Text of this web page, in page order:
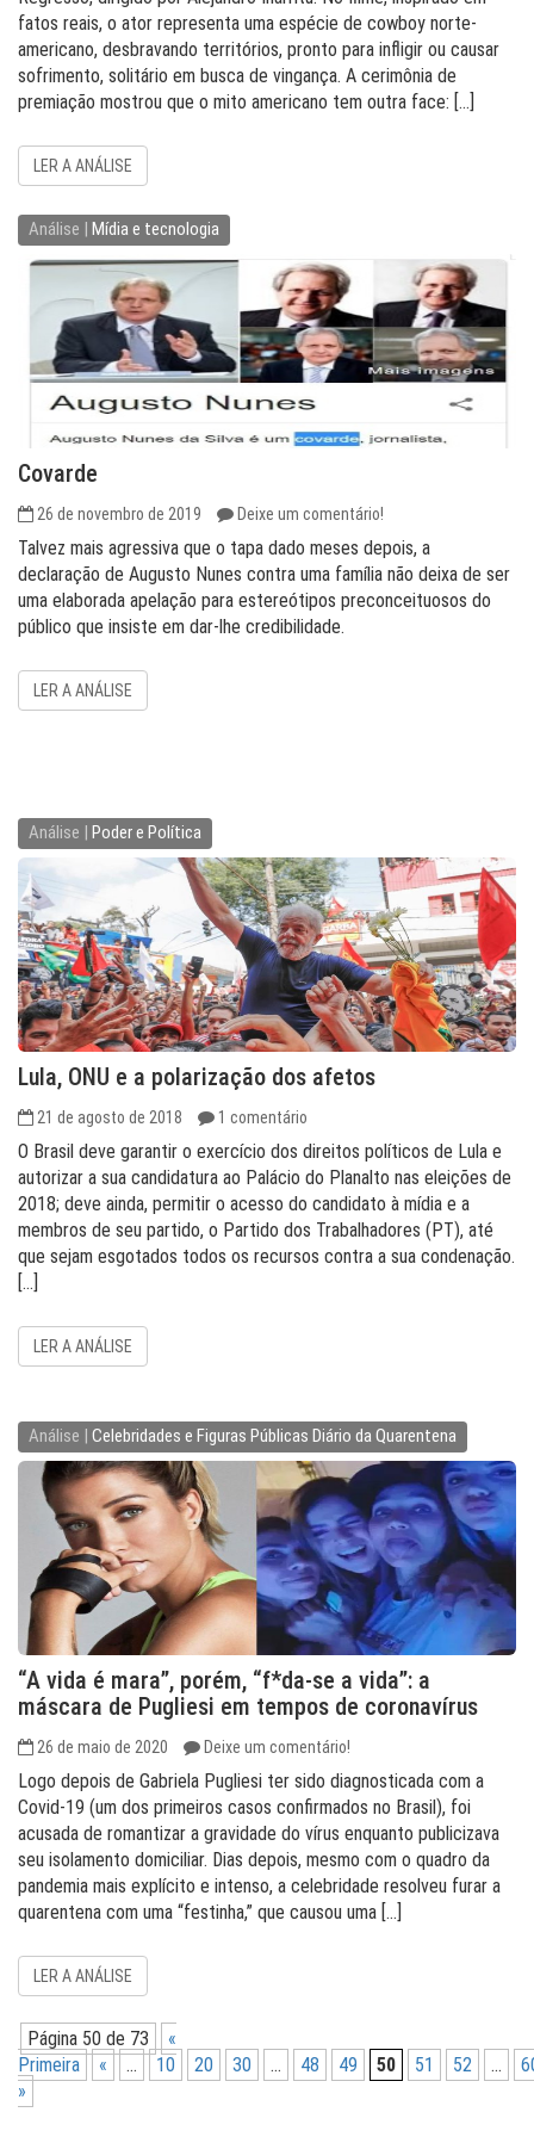
fatos reais, o ator representa uma espécie de cowboy norte-
americano, desbravando territórios, pronto para infligir ou causar
sofrimento, solitário em busca de vingança. A cerimônia de
premiação mostrou que o mito americano tem outra face: […]
LER A ANÁLISE
Análise | Mídia e tecnologia
Covarde
26 de novembro de 2019 Deixe um comentário!
T a l v e z m a i s a g r e s s i v a q u e o t a p a d a d o m e s e s d e p o i s , a
d e c l a r a ç ã o d e A u g u s t o N u n e s c o n t r a u m a f a m í l i a n ã o d e i x a d e s e r
u m a e l a b o r a d a a p e l a ç ã o p a r a e s t e r e ó t i p o s p r e c o n c e i t u o s o s d o
p ú b l i c o q u e i n s i s t e e m d a r - l h e c r e d i b i l id a d e .
LER A ANÁLISE
Análise | Poder e Política
Lula, ONU e a polarização dos afetos
21 de agosto de 2018 1 comentário
O Brasil deve garantir o exercício dos direitos políticos de Lula e
autorizar a sua candidatura ao Palácio do Planalto nas eleições de
2018; deve ainda, permitir o acesso do candidato à mídia e a
membros de seu partido, o Partido dos Trabalhadores (PT), até
que sejam esgotados todos os recursos contra a sua condenação.
[…]
LER A ANÁLISE
Análise | Celebridades e Figuras Públicas Diário da Quarentena
“A vida é mara”, porém, “f*da-se a vida”: a
máscara de Pugliesi em tempos de coronavírus
26 de maio de 2020 Deixe um comentário!
Logo depois de Gabriela Pugliesi ter sido diagnosticada com a
Covid-19 (um dos primeiros casos confirmados no Brasil), foi
acusada de romantizar a gravidade do vírus enquanto publicizava
seu isolamento domiciliar. Dias depois, mesmo com o quadro da
pandemia mais explícito e intenso, a celebridade resolveu furar a
quarentena com uma “festinha,” que causou uma […]
LER A ANÁLISE
Página 50 de 73
«
Primeira
« ... 10 20 30 ... 48 49 50 51 52 ...
»